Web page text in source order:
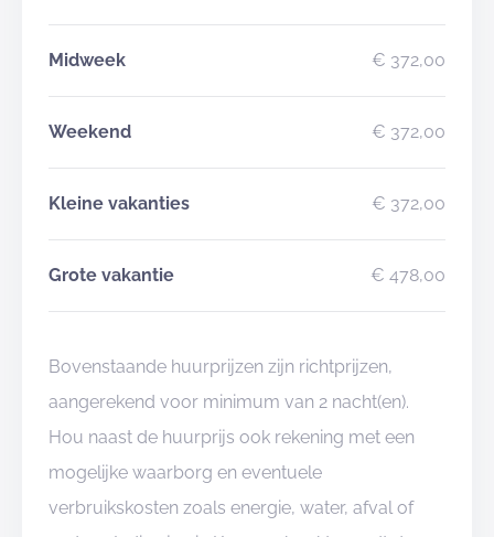
Midweek € 372,00
Weekend € 372,00
Kleine vakanties € 372,00
Grote vakantie € 478,00
Bovenstaande huurprijzen zijn richtprijzen,
aangerekend voor minimum van 2 nacht(en).
Hou naast de huurprijs ook rekening met een
mogelijke waarborg en eventuele
verbruikskosten zoals energie, water, afval of